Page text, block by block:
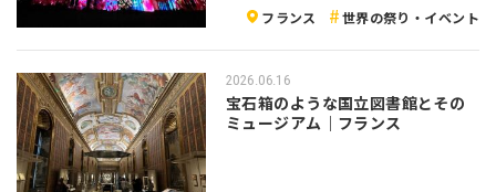
フランス 世界の祭り・イベント
2026.06.16
宝石箱のような国立図書館とその
ミュージアム｜フランス